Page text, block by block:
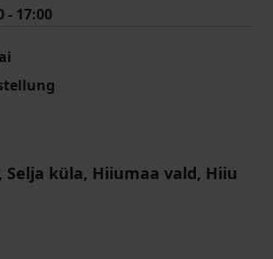
- 17:00
Selja küla, Hiiumaa vald, Hiiu